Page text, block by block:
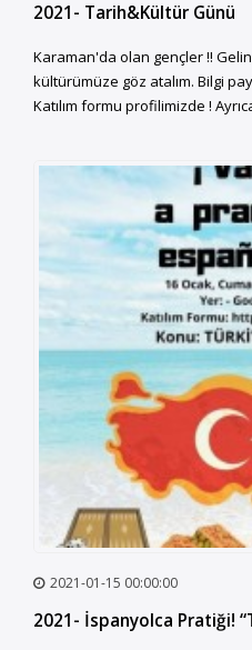
2021- Tarih&Kültür Günü
Karaman'da olan gençler !!
kültürümüze göz atalım. Bilgi
Katılım formu profilimizde !
2021-01-15 00:00:00
2021- İspanyolca Pratiği!